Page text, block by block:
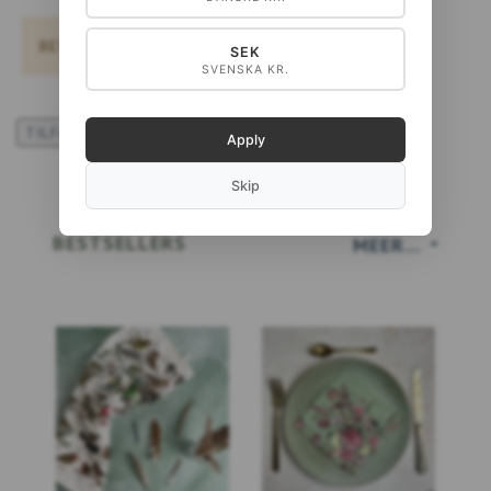
BESTELLEN NIET MOGELIJK!
MEER...
BESTSELLERS
SEK
SVENSKA KR.
Apply
Skip